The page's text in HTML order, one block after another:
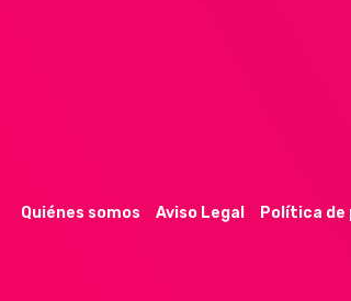
Quiénes somos Aviso Legal Política de